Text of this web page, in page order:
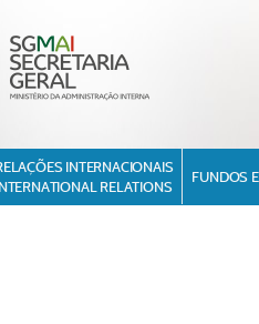
INTERNACIONAIS
RELATIONS
FUNDOS